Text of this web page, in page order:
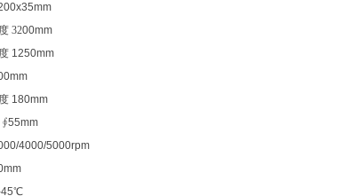
3200mm
1250mm
180mm
∮55mm
4000/5000rpm
45℃